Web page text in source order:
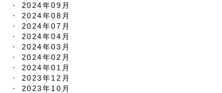
2024年09月
2024年08月
2024年07月
2024年04月
2024年03月
2024年02月
2024年01月
2023年12月
2023年10月